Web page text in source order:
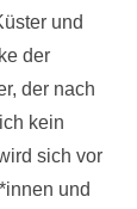
und
der
der nach
kein
sich vor
und